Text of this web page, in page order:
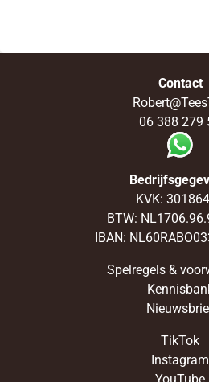
Contact
06 388 279
KVK:
BTW:
IBAN:
Spelregels &
TikTok
Instagram